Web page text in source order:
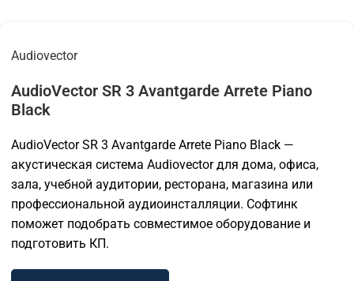
Audiovector
AudioVector SR 3 Avantgarde Arrete Piano
Black
AudioVector SR 3 Avantgarde Arrete Piano Black —
акустическая система Audiovector для дома, офиса,
зала, учебной аудитории, ресторана, магазина или
профессиональной аудиоинсталляции. Софтинк
поможет подобрать совместимое оборудование и
подготовить КП.